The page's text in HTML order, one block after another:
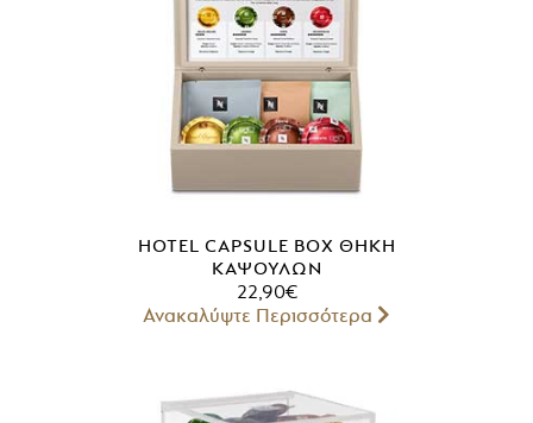
HOTEL CAPSULE BOX ΘΉΚΗ
ΚΑΨΟΥΛΏΝ
22,90€
Ανακαλύψτε Περισσότερα